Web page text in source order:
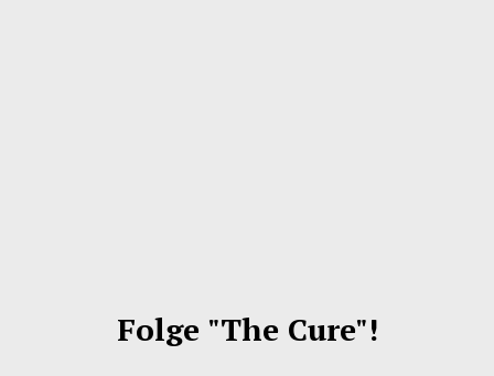
Folge "The Cure"!